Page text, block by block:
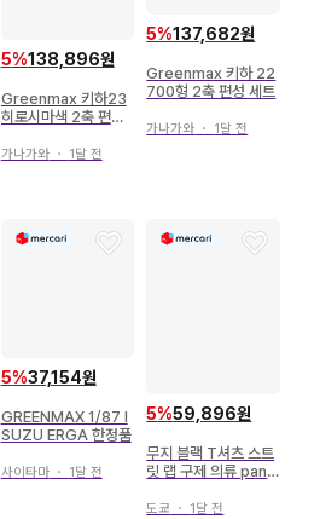
5%138,896원
Greenmax 키하23
히로시마색 2축 편성
가나가와・ 1달 전
5%137,682원
Greenmax 키하 22
700형 2축 편성 세트
가나가와 ・ 1달 전
5%37,154원
GREENMAX 1/87 I
SUZU ERGA 한정품
사이타마・ 1달 전
5%59,896원
무지 블랙 T셔츠 스트
릿 랩 구제 의류 pan
도쿄 ・ 1달 전